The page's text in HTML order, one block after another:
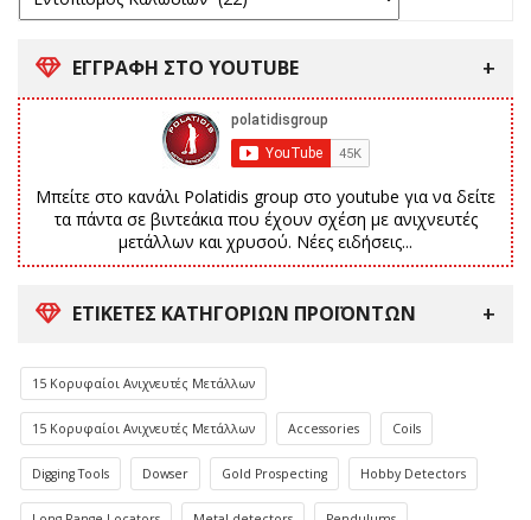
ΕΓΓΡΑΦΗ ΣΤΟ YOUTUBE
Μπείτε στο κανάλι Polatidis group στο youtube για να δείτε
τα πάντα σε βιντεάκια που έχουν σχέση με ανιχνευτές
μετάλλων και χρυσού. Νέες ειδήσεις...
ΕΤΙΚΈΤΕΣ ΚΑΤΗΓΟΡΙΏΝ ΠΡΟΪΌΝΤΩΝ
15 Κορυφαίοι Ανιχνευτές Μετάλλων
15 Κορυφαίοι Ανιχνευτές Μετάλλων Accessories Coils
Digging Tools Dowser Gold Prospecting Hobby Detectors